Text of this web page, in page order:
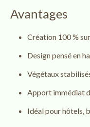
Avantages
Création 100 %
Design pensé en
Végétaux
Apport immédiat
Idéal pour hôtels,